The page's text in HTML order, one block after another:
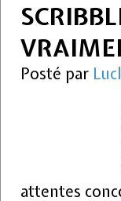
Posté par
attentes